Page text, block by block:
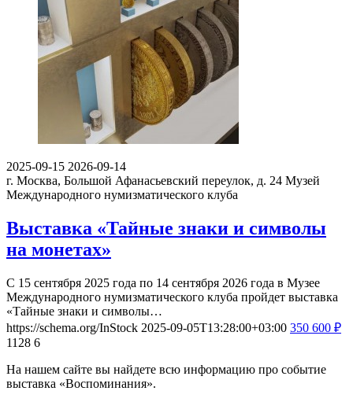
2025-09-15 2026-09-14
г. Москва, Большой Афанасьевский переулок, д. 24 Музей
Международного нумизматического клуба
Выставка «Тайные знаки и символы
на монетах»
С 15 сентября 2025 года по 14 сентября 2026 года в Музее
Международного нумизматического клуба пройдет выставка
«Тайные знаки и символы…
https://schema.org/InStock 2025-09-05T13:28:00+03:00 350 600 ₽
1128 6
На нашем сайте вы найдете всю информацию про событие
выставка «Воспоминания».